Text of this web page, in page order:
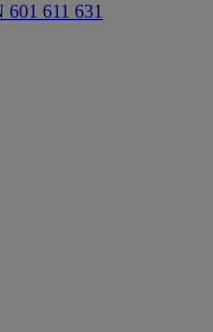
611 631